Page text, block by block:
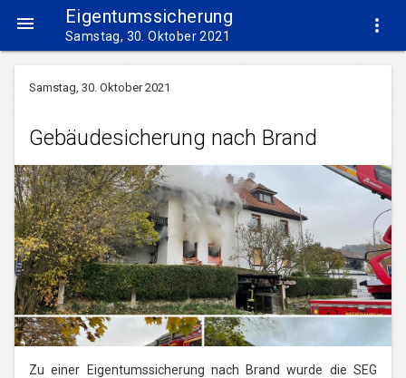
 Eigentumssicherung
Samstag, 30. Oktober 2021 
Samstag, 30. Oktober 2021
Gebäudesicherung nach Brand
Zu einer Eigentumssicherung nach Brand wurde die SEG